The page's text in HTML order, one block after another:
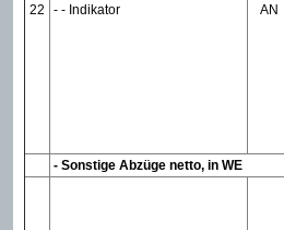
22 - - Indikator AN
- Sonstige Abzüge netto, in WE